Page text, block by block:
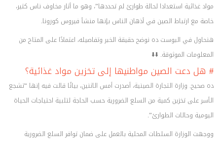
مواد غذائية استعدادا لحالة طوارئ لم تحددها”، وهو ما أثار مخاوف ناس كتير،
خاصة مع ارتباط الصين في أذهان الناس بإنها منشأ فيروس كورونا.
هنحاول في البوست ده نوضح حقيقة الخبر وتفاصيله، اعتمادًا على المتاح من
المعلومات الموثوقة. ⬇️⬇️
# هل دعت الصين مواطنيها إلى تخزين مواد غذائية؟
ده صحيح. وزارة التجارة الصينية، أصدرت أمس الاثنين، بيانًا قالت فيه إنها “تشجع
الأسر على تخزين كمية من السلع الضرورية حسب الحاجة لتلبية احتياجات الحياة
اليومية وحالات الطوارئ”.
ووجهت الوزارة السلطات المحلية بالعمل على ضمان توافر السلع الضرورية